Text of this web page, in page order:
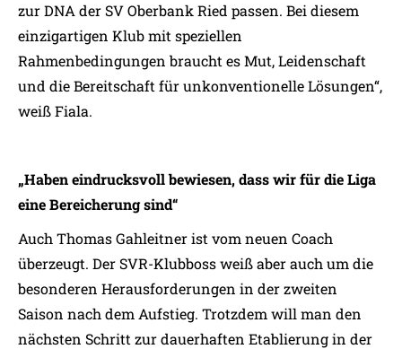
zur DNA der SV Oberbank Ried passen. Bei diesem
einzigartigen Klub mit speziellen
Rahmenbedingungen braucht es Mut, Leidenschaft
und die Bereitschaft für unkonventionelle Lösungen“,
weiß Fiala.
„Haben eindrucksvoll bewiesen, dass wir für die Liga
eine Bereicherung sind“
Auch Thomas Gahleitner ist vom neuen Coach
überzeugt. Der SVR-Klubboss weiß aber auch um die
besonderen Herausforderungen in der zweiten
Saison nach dem Aufstieg. Trotzdem will man den
nächsten Schritt zur dauerhaften Etablierung in der